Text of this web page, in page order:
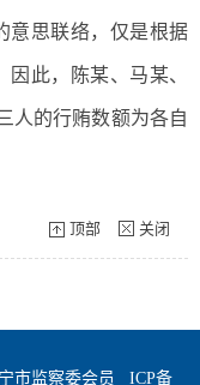
意思联络，仅是根据
此，陈某、马某、
人的行贿数额为各自
顶部 关闭
市监察委会员 ICP备